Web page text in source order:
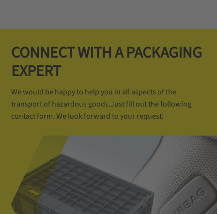
CONNECT WITH A PACKAGING
EXPERT
We would be happy to help you in all aspects of the
transport of hazardous goods.Just fill out the following
contact form. We look forward to your request!